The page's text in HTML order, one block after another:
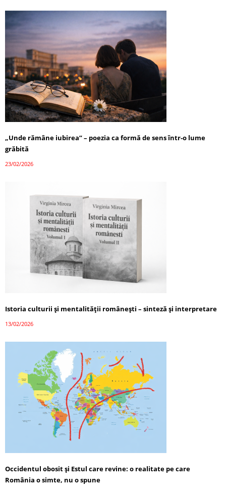
„Unde rămâne iubirea” – poezia ca formă de sens într-o lume
grăbită
23/02/2026
Istoria culturii și mentalității românești – sinteză și interpretare
13/02/2026
Occidentul obosit și Estul care revine: o realitate pe care
România o simte, nu o spune